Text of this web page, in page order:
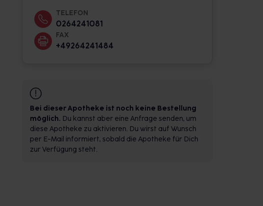
TELEFON
0264241081
FAX
+49264241484
Bei dieser Apotheke ist noch keine Bestellung
möglich. Du kannst aber eine Anfrage senden, um
diese Apotheke zu aktivieren. Du wirst auf Wunsch
per E-Mail informiert, sobald die Apotheke für Dich
zur Verfügung steht.